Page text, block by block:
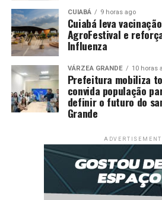
CUIABÁ 9 horas ago
Cuiabá leva
AgroFestival e
Influenza
VÁRZEA GRANDE 10 horas
Prefeitura mobiliza
convida população
definir o futuro do
Grande
ADVERTISEMENT